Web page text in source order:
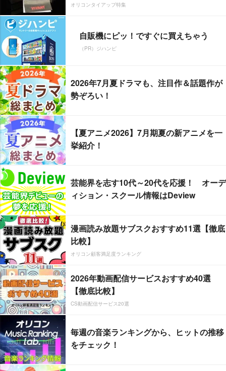
オリコンタイアップ特集
自販機にピッ！ですぐに買えちゃう
（PR）ジハンピ
2026年7月夏ドラマも、注目作＆話題作が
勢ぞろい！
【夏アニメ2026】7月期夏の新アニメを一
挙紹介！
芸能界を志す10代～20代を応援！ オーデ
ィション・スクール情報はDeview
漫画読み放題サブスクおすすめ11選【徹底
比較】
オリコン顧客満足度ランキング
2026年動画配信サービスおすすめ40選
【徹底比較】
CS動画配信サービス20選
毎週の音楽ランキングから、ヒットの推移
をチェック！